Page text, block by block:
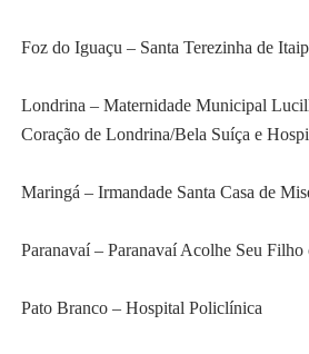
Foz do Iguaçu – Santa Terezinha de
Londrina – Maternidade Municipal
Coração de Londrina/Bela Suíça e
Maringá – Irmandade Santa Casa de
Paranavaí – Paranavaí Acolhe Seu
Pato Branco – Hospital Policlínica